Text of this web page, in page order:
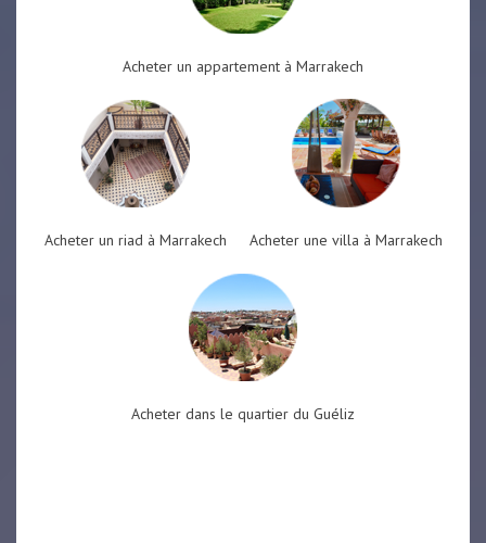
Acheter un appartement à Marrakech
Acheter un riad à Marrakech Acheter une villa à Marrakech
Acheter dans le quartier du Guéliz